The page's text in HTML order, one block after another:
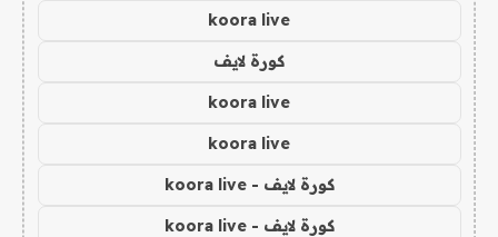
koora live
كورة لايف
koora live
koora live
كورة لايف - koora live
كورة لايف - koora live